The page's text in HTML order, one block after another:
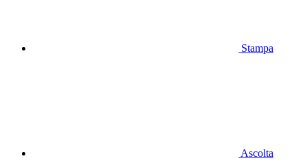
Stampa
Ascolta